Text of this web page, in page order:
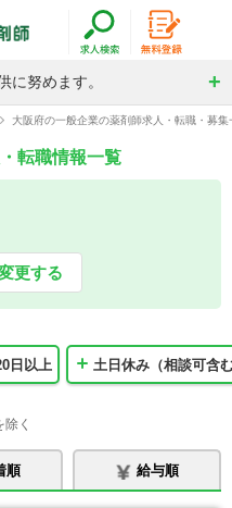
に努めます。
大阪府の一般企業の薬剤師求人・転職・募集
転職情報一覧
更する
日以上 土日休み（相談可含
く
順 給与順